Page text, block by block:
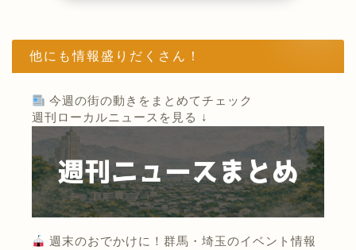
他にも情報盛りだくさん！
今週の街の動きをまとめてチェック
週刊ローカルニュースを見る ↓
週末のおでかけに！群馬・埼玉のイベント情報